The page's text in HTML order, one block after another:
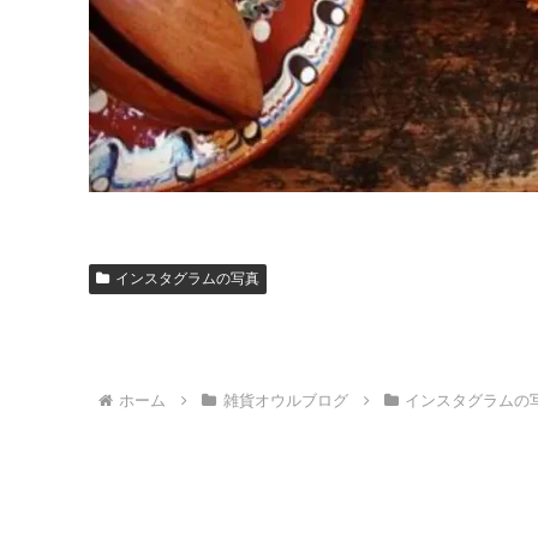
インスタグラムの写真
ホーム 雑貨オウルブログ インスタグラムの